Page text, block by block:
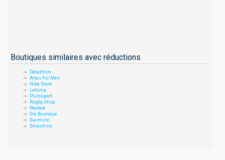
Boutiques similaires avec réductions
Décathlon
Atlas For Men
Nike Store
Lafuma
Plutosport
Rugby Shop
Reebok
Om Boutique
Swiminn
Smashinn